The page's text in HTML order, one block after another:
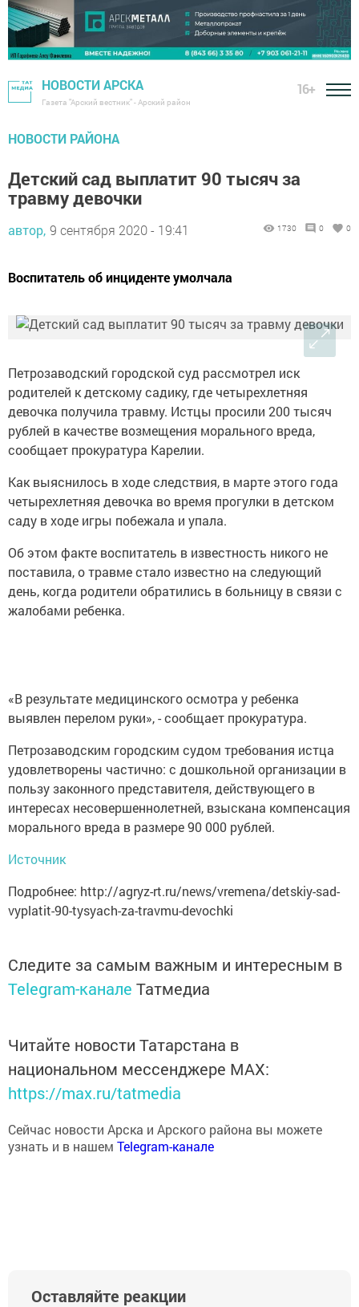
НОВОСТИ АРСКА
Газета "Арский вестник" - Арский район
16+
НОВОСТИ РАЙОНА
Детский сад выплатит 90 тысяч за
травму девочки
автор, 9 сентября 2020 - 19:41 1730 0 0
Воспитатель об инциденте умолчала
Петрозаводский городской суд рассмотрел иск
родителей к детскому садику, где четырехлетняя
девочка получила травму. Истцы просили 200 тысяч
рублей в качестве возмещения морального вреда,
сообщает прокуратура Карелии.
Как выяснилось в ходе следствия, в марте этого года
четырехлетняя девочка во время прогулки в детском
саду в ходе игры побежала и упала.
Об этом факте воспитатель в известность никого не
поставила, о травме стало известно на следующий
день, когда родители обратились в больницу в связи с
жалобами ребенка.
«В результате медицинского осмотра у ребенка
выявлен перелом руки», - сообщает прокуратура.
Петрозаводским городским судом требования истца
удовлетворены частично: с дошкольной организации в
пользу законного представителя, действующего в
интересах несовершеннолетней, взыскана компенсация
морального вреда в размере 90 000 рублей.
Источник
Подробнее: http://agryz-rt.ru/news/vremena/detskiy-sad-
vyplatit-90-tysyach-za-travmu-devochki
Следите за самым важным и интересным в
Telegram-канале Татмедиа
Читайте новости Татарстана в
национальном мессенджере MАХ:
https://max.ru/tatmedia
Сейчас новости Арска и Арского района вы можете
узнать и в нашем Telegram-канале
Оставляйте реакции